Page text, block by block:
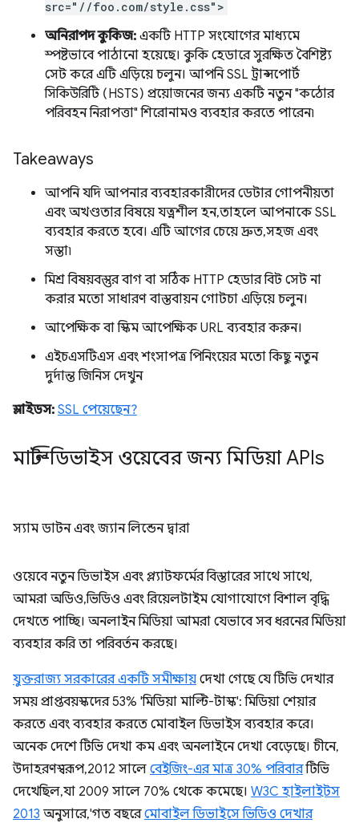
src="//foo.com/style.css">
অনিরাপদ কুকিজ: একটি HTTP সংযোগের মাধ্যমে
স্পষ্টভাবে পাঠানো হয়েছে। কুকি হেডারে সুরক্ষিত বৈশিষ্ট্য
সেট করে এটি এড়িয়ে চলুন। আপনি SSL ট্রান্সপোর্ট
সিকিউরিটি (HSTS) প্রয়োজনের জন্য একটি নতুন "কঠোর
পরিবহন নিরাপত্তা" শিরোনামও ব্যবহার করতে পারেন৷
Takeaways
আপনি যদি আপনার ব্যবহারকারীদের ডেটার গোপনীয়তা
এবং অখণ্ডতার বিষয়ে যত্নশীল হন, তাহলে আপনাকে SSL
ব্যবহার করতে হবে। এটি আগের চেয়ে দ্রুত, সহজ এবং
সস্তা৷
মিশ্র বিষয়বস্তুর বাগ বা সঠিক HTTP হেডার বিট সেট না
করার মতো সাধারণ বাস্তবায়ন গোটচা এড়িয়ে চলুন।
আপেক্ষিক বা স্কিম আপেক্ষিক URL ব্যবহার করুন।
এইচএসটিএস এবং শংসাপত্র পিনিংয়ের মতো কিছু নতুন
দুর্দান্ত জিনিস দেখুন
স্লাইডস: SSL পেয়েছেন?
মাল্টি-ডিভাইস ওয়েবের জন্য মিডিয়া APIs
স্যাম ডাটন এবং জ্যান লিন্ডেন দ্বারা
ওয়েবে নতুন ডিভাইস এবং প্ল্যাটফর্মের বিস্তারের সাথে সাথে,
আমরা অডিও, ভিডিও এবং রিয়েলটাইম যোগাযোগে বিশাল বৃদ্ধি
দেখতে পাচ্ছি। অনলাইন মিডিয়া আমরা যেভাবে সব ধরনের মিডিয়া
ব্যবহার করি তা পরিবর্তন করছে।
যুক্তরাজ্য সরকারের একটি সমীক্ষায় দেখা গেছে যে টিভি দেখার
সময় প্রাপ্তবয়স্কদের 53% 'মিডিয়া মাল্টি-টাস্ক': মিডিয়া শেয়ার
করতে এবং ব্যবহার করতে মোবাইল ডিভাইস ব্যবহার করে।
অনেক দেশে টিভি দেখা কম এবং অনলাইনে দেখা বেড়েছে। চীনে,
উদাহরণস্বরূপ, 2012 সালে বেইজিং-এর মাত্র 30% পরিবারটিভি
দেখেছিল, যা 2009 সালে 70% থেকে কমেছে। W3C হাইলাইটস
2013 অনুসারে, 'গত বছরেমোবাইল ডিভাইসে ভিডিও দেখার